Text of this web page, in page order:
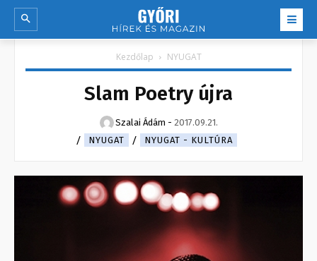
Kezdőlap NYUGAT
Slam Poetry újra
Szalai Ádám - 2017.09.21.
NYUGAT
NYUGAT - KULTÚRA